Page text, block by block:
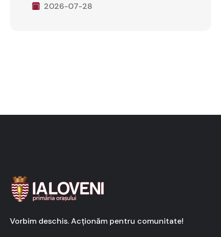
2026-07-28
Vorbim deschis. Acționăm pentru comunitate!